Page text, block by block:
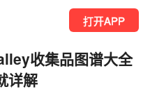
打开APP
收集品图谱大全
详解